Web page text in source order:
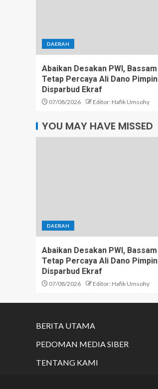
DAERAH
Abaikan Desakan PWI, Bassam
Tetap Percaya Ali Dano Pimpin
Disparbud Ekraf
07/08/2026 Editor: Hafik Umsohy
YOU MAY HAVE MISSED
DAERAH
Abaikan Desakan PWI, Bassam
Tetap Percaya Ali Dano Pimpin
Disparbud Ekraf
07/08/2026 Editor: Hafik Umsohy
BERITA UTAMA
PEDOMAN MEDIA SIBER
TENTANG KAMI